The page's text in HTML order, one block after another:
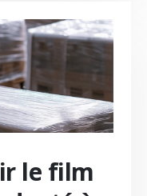
le film